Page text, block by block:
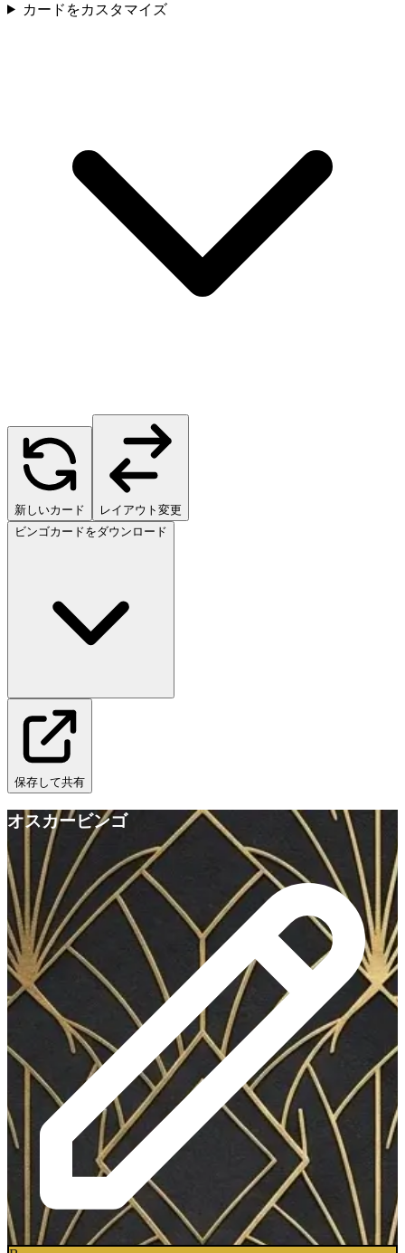
カードをカスタマイズ
新しいカード
レイアウト変更
ビンゴカードをダウンロード
保存して共有
オスカービンゴ